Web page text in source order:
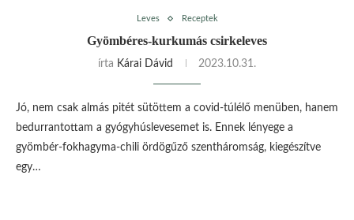
Leves Receptek
Gyömbéres-kurkumás csirkeleves
írta Kárai Dávid 2023.10.31.
Jó, nem csak almás pitét sütöttem a covid-túlélő menüben, hanem
bedurrantottam a gyógyhúslevesemet is. Ennek lényege a
gyömbér-fokhagyma-chili ördögűző szentháromság, kiegészítve
egy…